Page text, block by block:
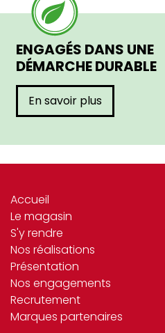
ENGAGÉS DANS UNE
DÉMARCHE DURABLE
En savoir plus
Accueil
Le magasin
S'y rendre
Nos réalisations
Présentation
Nos engagements
Recrutement
Marques partenaires